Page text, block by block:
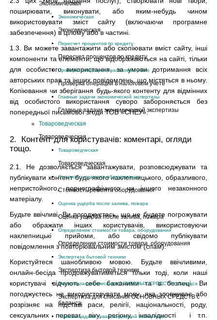
Экономическая
Экономическая
Экономическая
Пересчет процентов по кредиту
Пересчет процентов по кредиту
Проверка операций в налоговом учете
Проверка операций в налоговом учете
Главные задачи экономической экспертизы
Главные задачи экономической экспертизы
Товароведческая
Товароведческая
Товароведческая
Товароведческая
Стоимость ремонта оборудования
Стоимость ремонта оборудования
Оценка ущерба после залива, пожара
Оценка ущерба после залива, пожара
Определение стоимости товара, оборудования
Определение стоимости товара, оборудования
Экспертиза бытовой техники
Экспертиза бытовой техники
Экспертиза для списания ОСНОВНЫХ СРЕДСТВ с баланса
Экспертиза для списания ОСНОВНЫХ СРЕДСТВ с
баланса
Главные задачи товароведческой экспертизы
поширювати, виконувати, або яким-небудь чином
використовувати зміст сайту (включаючи програмне
забезпечення) в цілому або в частині.
1.3. Ви можете завантажити або скопіювати вміст сайту, інші
компоненти та елементи, що відображаються на сайті, тільки
для особистого використання, за умови дотримання всіх
авторських прав та інших повідомлень, що містяться в ньому.
Копіювання чи зберігання будь-якого контенту для відмінних
від особистого використання суворо забороняється без
попередньої письмової згоди ТОВ «СНЕУ».
2. Контент для користувачів: коментарі, огляди
тощо.
2.1. Не дозволяється завантажувати, розповсюджувати та
публікувати контент будь-якого наклепницького, образливого,
непристойного, порнографічного чи іншого незаконного
матеріалу.
Будьте ввічливі. Ви погоджуєтесь, що не будете погрожувати
або ображати інших користувачів, використовуючи
наклепницькі прийоми, або свідомо публікувати
повідомлення з повторювальним змістом (спам).
Користуйтеся шанобливою мовою. Будьте ввічливими,
онлайн-бесіда продовжуватиметься тільки тоді, коли наші
користувачі відчують себе бажаними та в безпеці. Ви
погоджуєтесь не використовувати мову, яка зловживає або
розрізняє на підставі раси, релігії, національності, роду,
сексуальних переваг, віку, регіону, інвалідності і т.п.